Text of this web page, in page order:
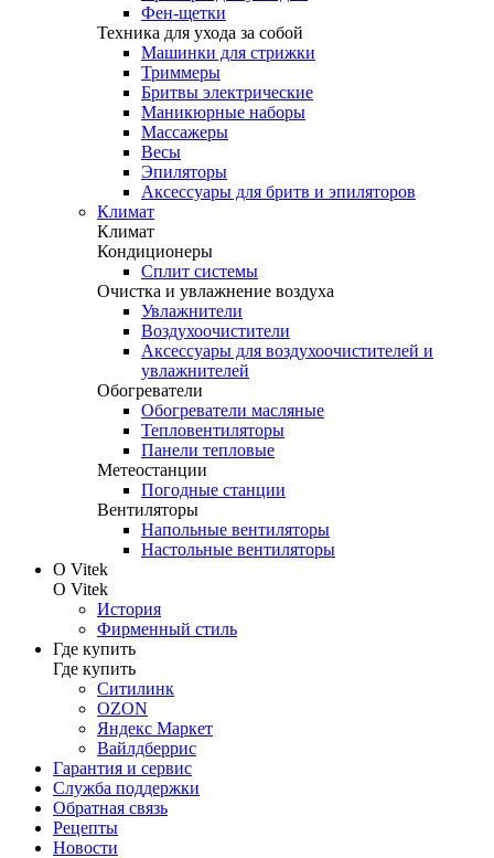
Фен-щетки
Техника для ухода за собой
Машинки для стрижки
Триммеры
Бритвы электрические
Маникюрные наборы
Массажеры
Весы
Эпиляторы
Аксессуары для бритв и эпиляторов
Климат
Климат
Кондиционеры
Сплит системы
Очистка и увлажнение воздуха
Увлажнители
Воздухоочистители
Аксессуары для воздухоочистителей и
увлажнителей
Обогреватели
Обогреватели масляные
Тепловентиляторы
Панели тепловые
Метеостанции
Погодные станции
Вентиляторы
Напольные вентиляторы
Настольные вентиляторы
О Vitek
О Vitek
История
Фирменный стиль
Где купить
Где купить
Ситилинк
OZON
Яндекс Маркет
Вайлдберрис
Гарантия и сервис
Служба поддержки
Обратная связь
Рецепты
Новости